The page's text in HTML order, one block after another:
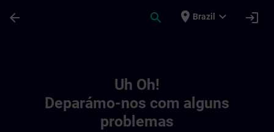
arrow_back search place Brazil expand_more login
Uh Oh!
Deparámo-nos com alguns
problemas